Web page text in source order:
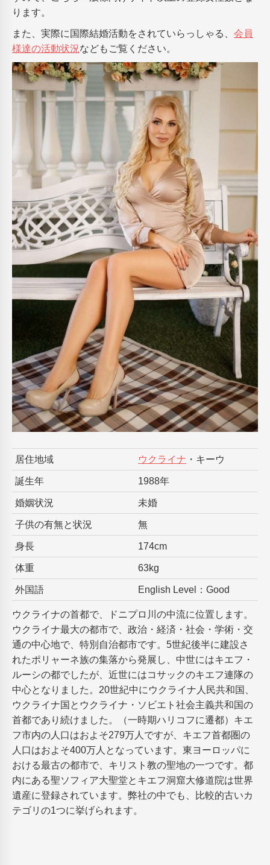
ります。
また、実際に国際結婚活動をされていらっしゃる、 会員
様達の活動状況などもご覧ください。
居住地域 ウクライナ ・キーウ
誕生年 1988年
婚姻状況 未婚
子供の有無と状況 無
身長 174cm
体重 63kg
外国語 English Level：Good
ウクライナの首都で、ドニプロ川の中流に位置します。
ウクライナ最大の都市で、政治・経済・社会・学術・交
通の中心地で、特別自治都市です。5世紀後半に建設さ
れたポリャーネ族の集落から発展し、中世にはキエフ・
ルーシの都でしたが、近世にはコサックのキエフ連隊の
中心となりました。20世紀中にウクライナ人民共和国、
ウクライナ国とウクライナ・ソビエト社会主義共和国の
首都であり続けました。（一時期ハリコフに遷都）キエ
フ市内の人口はおよそ279万人ですが、キエフ首都圏の
人口はおよそ400万人となっています。東ヨーロッパに
おける最古の都市で、キリスト教の聖地の一つです。都
内にある聖ソフィア大聖堂とキエフ洞窟大修道院は世界
遺産に登録されています。弊社の中でも、比較的古いカ
テゴリの1つに挙げられます。